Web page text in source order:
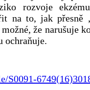
rozvoje
na to, jak přesně
že narušuje